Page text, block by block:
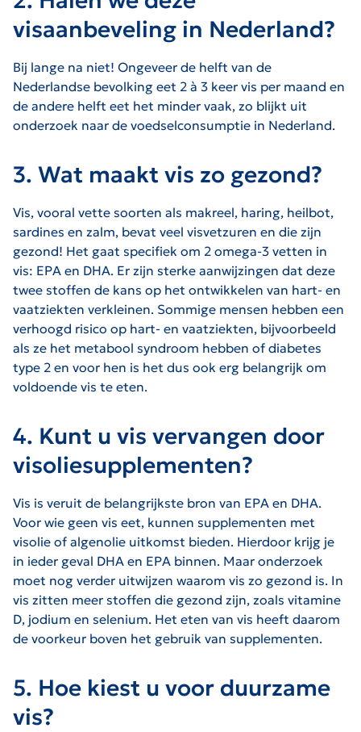
visaanbeveling in Nederland?
Bij lange na niet! Ongeveer de helft van de
Nederlandse bevolking eet 2 à 3 keer vis per maand en
de andere helft eet het minder vaak, zo blijkt uit
onderzoek naar de voedselconsumptie in Nederland.
3. Wat maakt vis zo gezond?
Vis, vooral vette soorten als makreel, haring, heilbot,
sardines en zalm, bevat veel visvetzuren en die zijn
gezond! Het gaat specifiek om 2 omega-3 vetten in
vis: EPA en DHA. Er zijn sterke aanwijzingen dat deze
twee stoffen de kans op het ontwikkelen van hart- en
vaatziekten verkleinen. Sommige mensen hebben een
verhoogd risico op hart- en vaatziekten, bijvoorbeeld
als ze het metabool syndroom hebben of diabetes
type 2 en voor hen is het dus ook erg belangrijk om
voldoende vis te eten.
4. Kunt u vis vervangen door
visoliesupplementen?
Vis is veruit de belangrijkste bron van EPA en DHA.
Voor wie geen vis eet, kunnen supplementen met
visolie of algenolie uitkomst bieden. Hierdoor krijg je
in ieder geval DHA en EPA binnen. Maar onderzoek
moet nog verder uitwijzen waarom vis zo gezond is. In
vis zitten meer stoffen die gezond zijn, zoals vitamine
D, jodium en selenium. Het eten van vis heeft daarom
de voorkeur boven het gebruik van supplementen.
5. Hoe kiest u voor duurzame
vis?